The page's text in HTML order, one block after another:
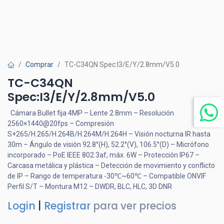
Comprar TC-C34QN Spec:I3/E/Y/2.8mm/V5.0
TC-C34QN
Spec:I3/E/Y/2.8mm/V5.0
Cámara Bullet fija 4MP – Lente 2.8mm – Resolución
2560×1440@20fps – Compresión
S+265/H.265/H.264B/H.264M/H.264H – Visión nocturna IR hasta
30m – Ángulo de visión 92.8°(H), 52.2°(V), 106.5°(D) – Micrófono
incorporado – PoE IEEE 802.3af, máx. 6W – Protección IP67 –
Carcasa metálica y plástica – Detección de movimiento y conflicto
de IP – Rango de temperatura -30℃~60℃ – Compatible ONVIF
Perfil S/T – Montura M12 – DWDR, BLC, HLC, 3D DNR
Login Registrar para ver precios